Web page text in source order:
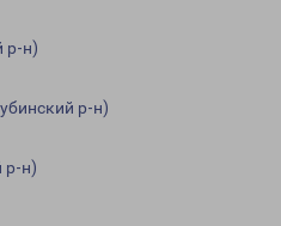
р-н)
р-н)
р-н)